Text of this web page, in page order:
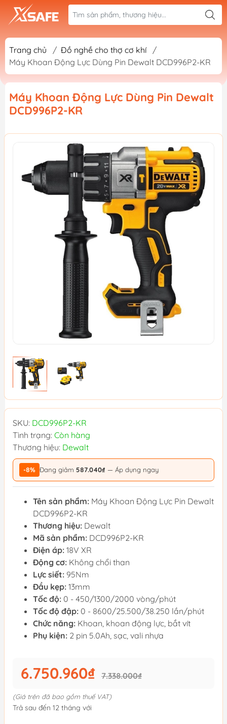
Trang chủ / Đồ nghề cho thợ cơ khí
/
Máy Khoan Động Lực Dùng Pin Dewalt DCD996P2-KR
Máy Khoan Động Lực Dùng Pin Dewalt
DCD996P2-KR
SKU: DCD996P2-KR
Tình trạng: Còn hàng
Thương hiệu: Dewalt
-8% Đang giảm 587.040₫ — Áp dụng ngay
Tên sản phẩm: Máy Khoan Động Lực Pin Dewalt
DCD996P2-KR
Thương hiệu: Dewalt
Mã sản phẩm: DCD996P2-KR
Điện áp: 18V XR
Động cơ: Không chổi than
Lực siết: 95Nm
Đầu kẹp: 13mm
Tốc độ: 0 - 450/1300/2000 vòng/phút
Tốc độ đập: 0 - 8600/25.500/38.250 lần/phút
Chức năng: Khoan, khoan động lực, bắt vít
Phụ kiện: 2 pin 5.0Ah, sạc, vali nhựa
6.750.960₫ 7.338.000₫
(Giá trên đã bao gồm thuế VAT)
Trả sau đến 12 tháng với